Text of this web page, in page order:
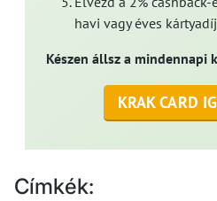
havi vagy éves
Készen állsz a mindennapi
KRAK CARD
Címkék: